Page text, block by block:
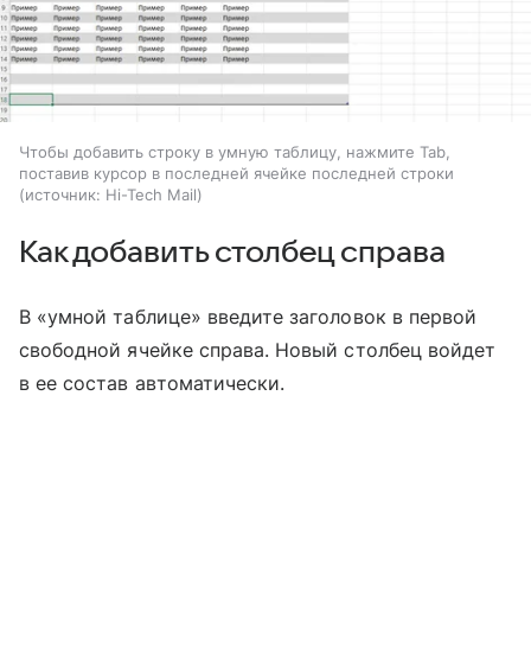
Чтобы добавить строку в умную таблицу, нажмите Tab,
поставив курсор в последней ячейке последней строки
источник: Hi-Tech Mail
Как добавить столбец справа
В «умной таблице» введите заголовок в первой
свободной ячейке справа. Новый столбец войдет
в ее состав автоматически.